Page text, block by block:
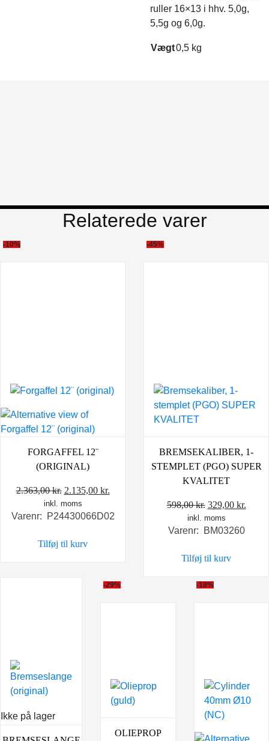
ruller 16×13 i hhv. 5,0g,
5,5g og 6,0g.
Vægt0,5 kg
Relaterede varer
-10%
FORGAFFEL 12¨
(ORIGINAL)
2.363,00kr. Den
oprindelige
pris
2.363,00 kr..
2.135,00 kr.
pris
inkl. moms
Varenr: P24430066D02
Tilføj til kurv
-45%
BREMSEKALIBER, 1-
STEMPLET (PGO) SUPER
KVALITET
598,00kr. Den
oprindelige
pris
598,00 kr..
329,00 kr.
inkl. moms
Varenr: BM03260
Tilføj til kurv
Ikke på lager
-29%
OLIEPROP
-18%